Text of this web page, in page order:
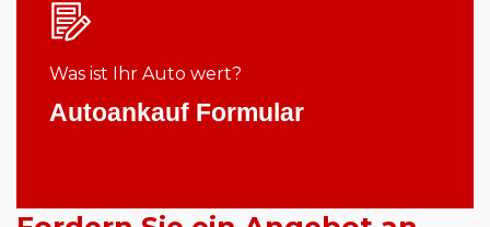
Was ist Ihr Auto wert?
Autoankauf Formular